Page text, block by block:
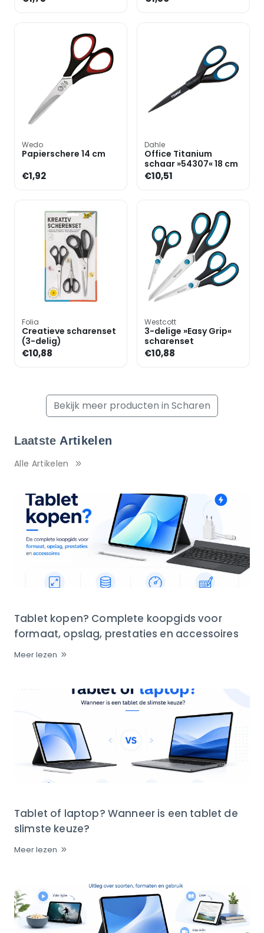
Wedo
Papierschere 14 cm
€1,92
Dahle
Office Titanium
schaar »54307« 18 cm
€10,51
Folia
Creatieve scharenset
(3-delig)
€10,88
Westcott
3-delige »Easy Grip«
scharenset
€10,88
Bekijk meer producten in Scharen
Laatste Artikelen
Alle Artikelen
Tablet kopen? Complete koopgids voor
formaat, opslag, prestaties en accessoires
Meer lezen
Tablet of laptop? Wanneer is een tablet de
slimste keuze?
Meer lezen